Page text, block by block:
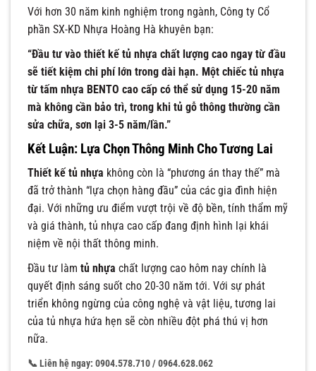
Với hơn 30 năm kinh nghiệm trong ngành, Công ty Cổ
phần SX-KD Nhựa Hoàng Hà khuyên bạn:
“Đầu tư vào thiết kế tủ nhựa chất lượng cao ngay từ đầu
sẽ tiết kiệm chi phí lớn trong dài hạn. Một chiếc tủ nhựa
từ tấm nhựa BENTO cao cấp có thể sử dụng 15-20 năm
mà không cần bảo trì, trong khi tủ gỗ thông thường cần
sửa chữa, sơn lại 3-5 năm/lần.”
Kết Luận: Lựa Chọn Thông Minh Cho Tương Lai
Thiết kế tủ nhựa không còn là “phương án thay thế” mà
đã trở thành “lựa chọn hàng đầu” của các gia đình hiện
đại. Với những ưu điểm vượt trội về độ bền, tính thẩm mỹ
và giá thành, tủ nhựa cao cấp đang định hình lại khái
niệm về nội thất thông minh.
Đầu tư làm tủ nhựa chất lượng cao hôm nay chính là
quyết định sáng suốt cho 20-30 năm tới. Với sự phát
triển không ngừng của công nghệ và vật liệu, tương lai
của tủ nhựa hứa hẹn sẽ còn nhiều đột phá thú vị hơn
nữa.
📞 Liên hệ ngay: 0904.578.710 / 0964.628.062